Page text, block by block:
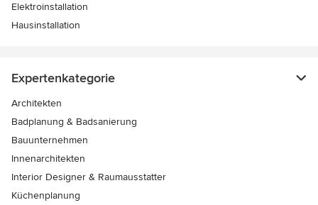
Elektroinstallation
Hausinstallation
Expertenkategorie
Architekten
Badplanung & Badsanierung
Bauunternehmen
Innenarchitekten
Interior Designer & Raumausstatter
Küchenplanung